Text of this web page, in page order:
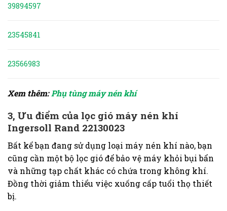
39894597
23545841
23566983
Xem thêm:Phụ tùng máy nén khí
3, Ưu điểm của lọc gió máy nén khí
Ingersoll Rand 22130023
Bất kể bạn đang sử dụng loại máy nén khí nào, bạn
cũng cần một bộ lọc gió để bảo vệ máy khỏi bụi bẩn
và những tạp chất khác có chứa trong không khí.
Đồng thời giảm thiểu việc xuống cấp tuổi thọ thiết
bị.